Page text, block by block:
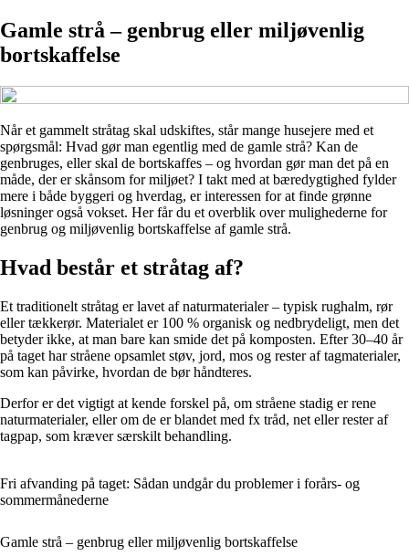
Gamle strå – genbrug eller miljøvenlig
bortskaffelse
Når et gammelt stråtag skal udskiftes, står mange husejere med et
spørgsmål: Hvad gør man egentlig med de gamle strå? Kan de
genbruges, eller skal de bortskaffes – og hvordan gør man det på en
måde, der er skånsom for miljøet? I takt med at bæredygtighed fylder
mere i både byggeri og hverdag, er interessen for at finde grønne
løsninger også vokset. Her får du et overblik over mulighederne for
genbrug og miljøvenlig bortskaffelse af gamle strå.
Hvad består et stråtag af?
Et traditionelt stråtag er lavet af naturmaterialer – typisk rughalm, rør
eller tækkerør. Materialet er 100 % organisk og nedbrydeligt, men det
betyder ikke, at man bare kan smide det på komposten. Efter 30–40 år
på taget har stråene opsamlet støv, jord, mos og rester af tagmaterialer,
som kan påvirke, hvordan de bør håndteres.
Derfor er det vigtigt at kende forskel på, om stråene stadig er rene
naturmaterialer, eller om de er blandet med fx tråd, net eller rester af
tagpap, som kræver særskilt behandling.
Fri afvanding på taget: Sådan undgår du problemer i forårs- og
sommermånederne
Gamle strå – genbrug eller miljøvenlig bortskaffelse